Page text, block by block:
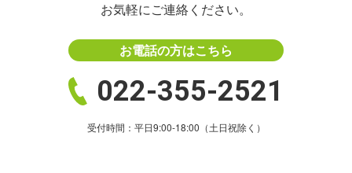
就業規則の作成
助成金の支給申請
人事制度コンサルティング
お気軽にご連絡ください。
お電話の方はこちら
022-355-2521
受付時間：平日9:00-18:00（土日祝除く）